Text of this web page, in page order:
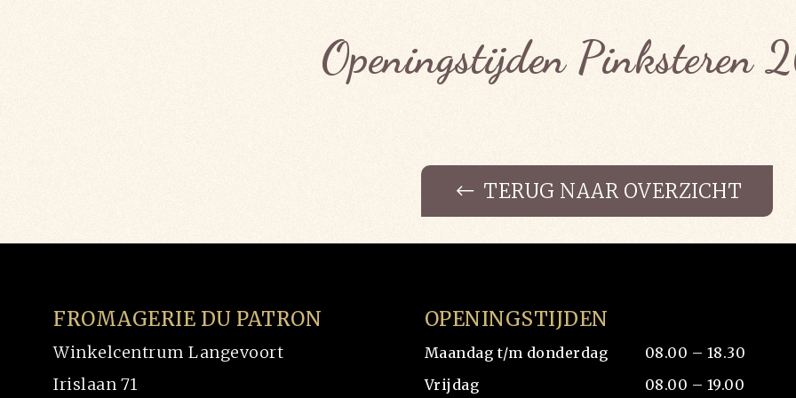
Openingstijden Pinksteren
TERUG NAAR OVERZICHT
FROMAGERIE DU PATRON
Winkelcentrum Langevoort
Irislaan 71
OPENINGSTIJDEN
Maandag t/m donderdag
08.00 – 18.30
Vrijdag
08.00 – 19.00